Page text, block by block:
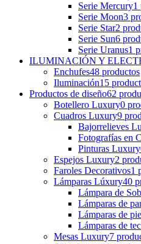
Serie Mercury1
Serie Moon3
Serie Star2
Serie Sun6
Serie Uranus1
ILUMINACIÓN Y
Enchufes48 productos
Iluminación15
Productos de diseño62
Botellero Luxury0
Cuadros Luxury9
Bajorrelieves
Fotografías en
Pinturas Luxury
Espejos Luxury2
Faroles Decorativos1
Lámparas Lúxury40
Lámpara de
Lámparas de
Lámparas de pie
Lámparas de
Mesas Luxury7